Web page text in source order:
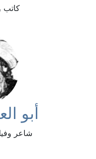
أبو
شاعر